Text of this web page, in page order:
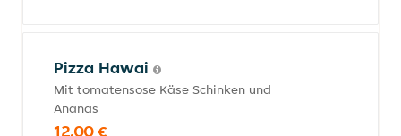
Pizza Hawai
Mit tomatensose Käse Schinken und
Ananas
12,00 €